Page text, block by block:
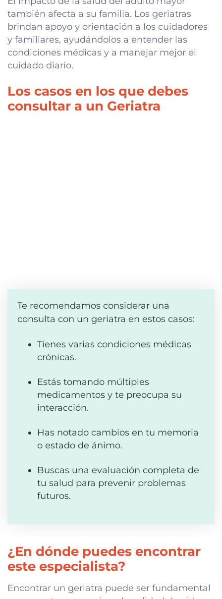
también afecta a su familia. Los geriatras
brindan apoyo y orientación a los cuidadores
y familiares, ayudándolos a entender las
condiciones médicas y a manejar mejor el
cuidado diario.
Los casos en los que debes
consultar a un Geriatra
Te recomendamos considerar una
consulta con un geriatra en estos casos:
Tienes varias condiciones médicas
crónicas.
Estás tomando múltiples
medicamentos y te preocupa su
interacción.
Has notado cambios en tu memoria
o estado de ánimo.
Buscas una evaluación completa de
tu salud para prevenir problemas
futuros.
¿En dónde puedes encontrar
este especialista?
Encontrar un geriatra puede ser fundamental